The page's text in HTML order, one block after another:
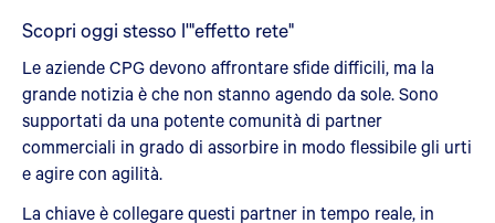
Scopri oggi stesso l'"effetto rete"
Le aziende CPG devono affrontare sfide difficili, ma la
grande notizia è che non stanno agendo da sole. Sono
supportati da una potente comunità di partner
commerciali in grado di assorbire in modo flessibile gli urti
e agire con agilità.
La chiave è collegare questi partner in tempo reale, in